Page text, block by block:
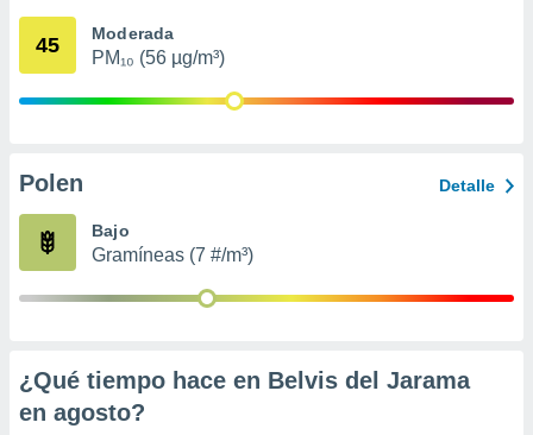
mediante
publicidad
de
45 Moderada
PM₁₀ (56 µg/m³)
Polen Detalle
Bajo
Gramíneas (7 #/m³)
¿Qué tiempo hace en Belvis del Jarama
en agosto?